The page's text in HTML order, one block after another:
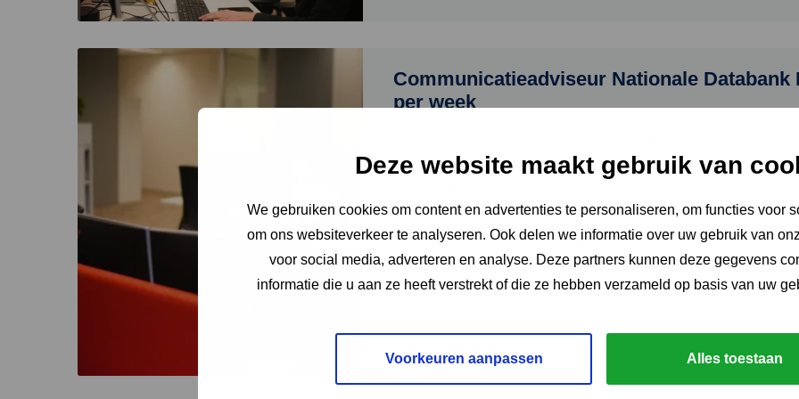
Deze website maakt gebruik van
We gebruiken cookies om content en advertenties te personaliseren, om functies voor
om ons websiteverkeer te analyseren. Ook delen we informatie over uw gebruik van
voor social media, adverteren en analyse. Deze partners kunnen deze gegevens
informatie die u aan ze heeft verstrekt of die ze hebben verzameld op basis van uw
Voorkeuren aanpassen Alles toestaan
Communicatieadviseur Nationale Databank
per week
Wil jij werken aan maatschappelijke thema’s
van planten en dieren in Nederland? Ben jij een
verbindt en zelfstandig te werk gaat? Krijg je
je schakelt tussen gebruikers, provincies en andere
Communicatieadviseur Nationale Databank Flora
werk informeer en enthousiasmeer je NDFF-
impact van de NDFF bij dataleveranciers, provincies
over
Communicatieadviseur
Nationale
Flora
en
Fauna
–